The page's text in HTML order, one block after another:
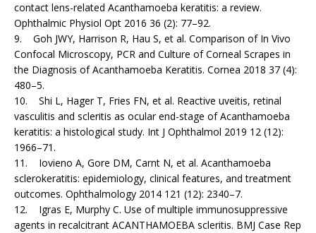
contact lens-related Acanthamoeba keratitis: a review.
Ophthalmic Physiol Opt 2016 36 (2): 77–92.
9. Goh JWY, Harrison R, Hau S, et al. Comparison of In Vivo
Confocal Microscopy, PCR and Culture of Corneal Scrapes in
the Diagnosis of Acanthamoeba Keratitis. Cornea 2018 37 (4):
480–5.
10. Shi L, Hager T, Fries FN, et al. Reactive uveitis, retinal
vasculitis and scleritis as ocular end-stage of Acanthamoeba
keratitis: a histological study. Int J Ophthalmol 2019 12 (12):
1966–71.
11. Iovieno A, Gore DM, Carnt N, et al. Acanthamoeba
sclerokeratitis: epidemiology, clinical features, and treatment
outcomes. Ophthalmology 2014 121 (12): 2340–7.
12. Igras E, Murphy C. Use of multiple immunosuppressive
agents in recalcitrant ACANTHAMOEBA scleritis. BMJ Case Rep